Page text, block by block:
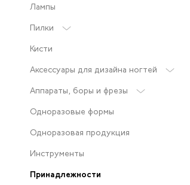
Лампы
Пилки
Кисти
Аксессуары для дизайна ногтей
Аппараты, боры и фрезы
Одноразовые формы
Одноразовая продукция
Инструменты
Принадлежности